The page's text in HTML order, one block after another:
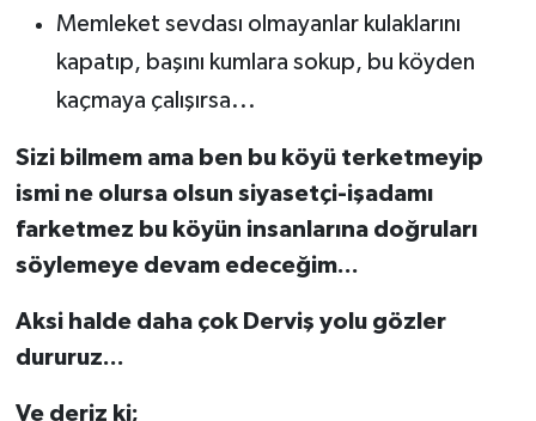
Memleket sevdası olmayanlar kulaklarını
kapatıp, başını kumlara sokup, bu köyden
kaçmaya çalışırsa...
Sizi bilmem ama ben bu köyü terketmeyip
ismi ne olursa olsun siyasetçi-işadamı
farketmez bu köyün insanlarına doğruları
söylemeye devam edeceğim...
Aksi halde daha çok Derviş yolu gözler
dururuz...
Ve deriz ki;